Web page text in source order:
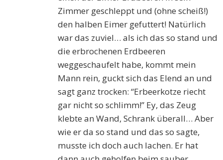
Zimmer geschleppt und (ohne scheiß!)
den halben Eimer gefuttert! Natürlich
war das zuviel… als ich das so stand und
die erbrochenen Erdbeeren
weggeschaufelt habe, kommt mein
Mann rein, guckt sich das Elend an und
sagt ganz trocken: “Erbeerkotze riecht
gar nicht so schlimm!” Ey, das Zeug
klebte an Wand, Schrank überall… Aber
wie er da so stand und das so sagte,
musste ich doch auch lachen. Er hat